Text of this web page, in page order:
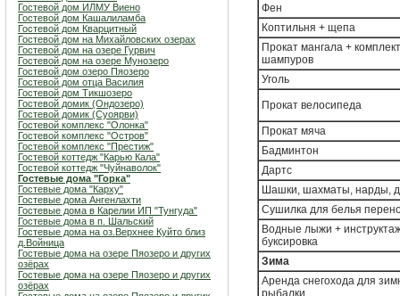
Гостевой дом ИЛМУ Виено
Гостевой дом Кашалиламба
Гостевой дом Кварцитный
Гостевой дом на Михайловских озерах
Гостевой дом на озере Гурвич
Гостевой дом на озере Мунозеро
Гостевой дом озеро Пяозеро
Гостевой дом отца Василия
Гостевой дом Тикшозеро
Гостевой домик (Ондозеро)
Гостевой домик (Суоярви)
Гостевой комплекс "Олонка"
Гостевой комплекс "Остров"
Гостевой комплекс "Престиж"
Гостевой коттедж "Карью Кала"
Гостевой коттедж "Чуйнаволок"
Гостевые дома "Горка"
Гостевые дома "Карху"
Гостевые дома Ангенлахти
Гостевые дома в Карелии ИП "Тунгуда"
Гостевые дома в п. Шальский
Гостевые дома на оз.Верхнее Куйто близ
д.Войница
Гостевые дома на озере Пяозеро и других
озёрах
Гостевые дома на озере Пяозеро и других
озёрах
Фен
Коптильня + щепа
Прокат мангала + комплект
шампуров
Уголь
Прокат велосипеда
Прокат мяча
Бадминтон
Дартс
Шашки, шахматы, нарды,
Сушилка для белья
Водные лыжи +
буксировка
Зима
Аренда снегохода для
рыбалки